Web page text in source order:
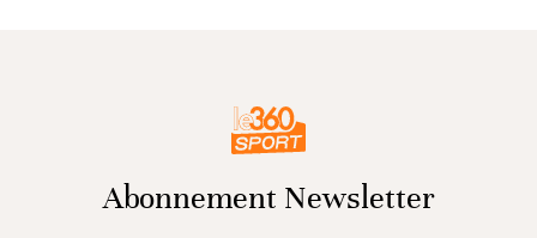
Abonnement Newsletter